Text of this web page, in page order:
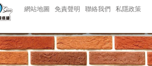
網站地圖 免責聲明 聯絡我們 私隱政策